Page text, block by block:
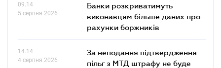
09.14
5 серпня 2026
Банки розкриватимуть
виконавцям більше даних про
рахунки боржників
14.14
4 серпня 2026
За неподання підтвердження
пільг з МТД штрафу не буде